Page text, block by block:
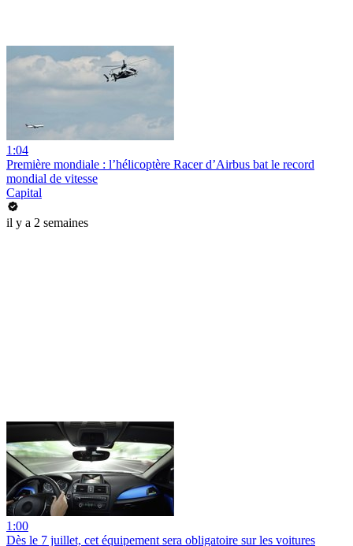
1:04
Première mondiale : l’hélicoptère Racer d’Airbus bat le record
mondial de vitesse
Capital
il y a 2 semaines
1:00
Dès le 7 juillet, cet équipement sera obligatoire sur les voitures